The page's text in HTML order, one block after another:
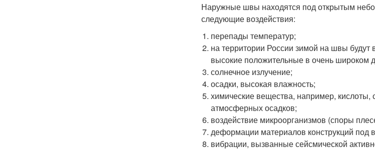
Наружные швы находятся под открытым
следующие воздействия:
перепады температур;
на территории России зимой на швы
высокие положительные в очень широком
солнечное излучение;
осадки, высокая влажность;
химические вещества, например, кислоты,
атмосферных осадков;
воздействие микроорганизмов (споры
деформации материалов конструкций под
вибрации, вызванные сейсмической